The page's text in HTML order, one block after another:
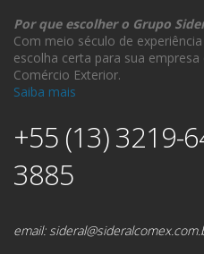
Por que escolher o Grupo
Com meio século de
escolha certa para sua
Comércio Exterior.
Saiba mais
+55 (13) 3219-
3885
email: